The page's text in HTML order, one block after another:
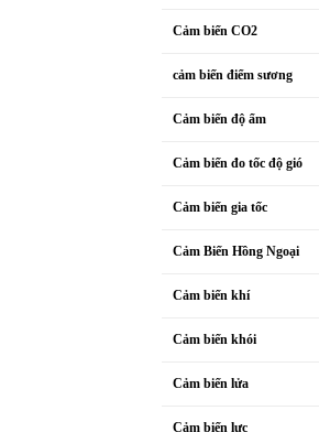
Cảm biến CO2
cảm biến điểm sương
Cảm biến độ ẩm
Cảm biến đo tốc độ gió
Cảm biến gia tốc
Cảm Biến Hồng Ngoại
Cảm biến khí
Cảm biến khói
Cảm biến lửa
Cảm biến lực